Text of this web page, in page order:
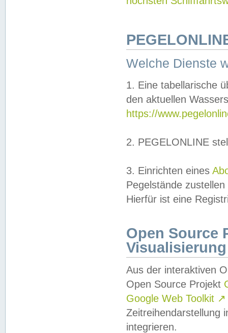
Welche Dienste
1. Eine tabellarische
den aktuellen
https://
2. PEGELONLINE
3. Einrichten eines
Pegelstände
Hierfür ist eine
Open Source
Visualisierung
Aus der interaktiven
Open Source Projekt
Google Web Toolkit ↗
Zeitreihendarstellung
integrieren.